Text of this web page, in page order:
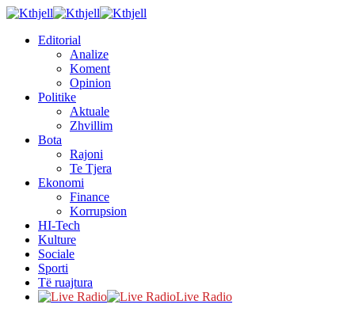
Editorial
Analize
Koment
Opinion
Politike
Aktuale
Zhvillim
Bota
Rajoni
Te Tjera
Ekonomi
Finance
Korrupsion
HI-Tech
Kulture
Sociale
Sporti
Të ruajtura
Live Radio